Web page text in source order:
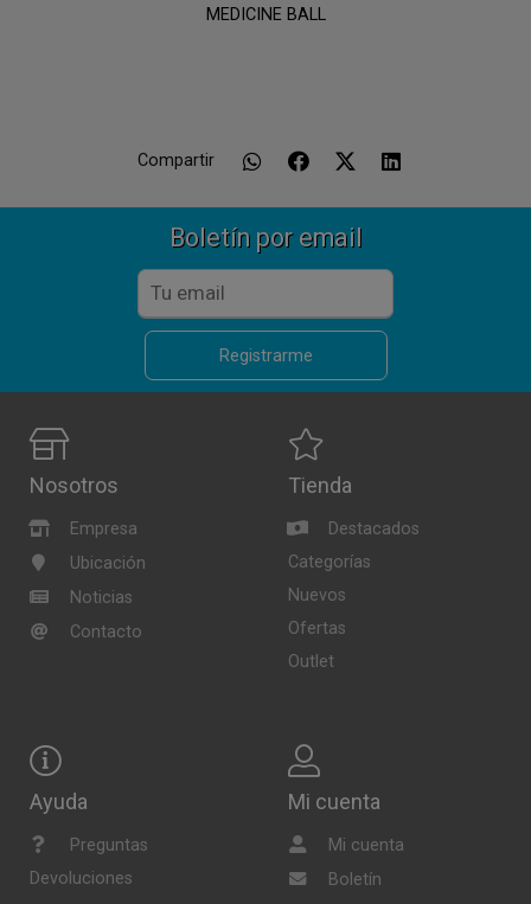
MEDICINE BALL
Compartir
Boletín por email
Registrarme
Nosotros
Empresa
Ubicación
Noticias
Contacto
Tienda
Destacados
Categorías
Nuevos
Ofertas
Outlet
Ayuda
Preguntas
Devoluciones
Mi cuenta
Mi cuenta
Boletín